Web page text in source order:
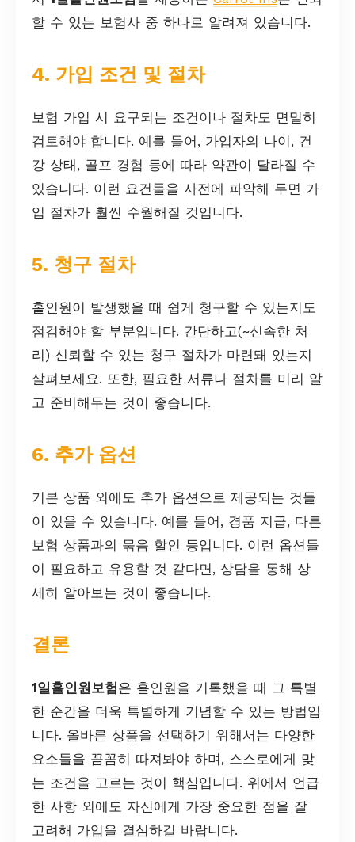
할 수 있는 보험사 중 하나로 알려져 있습니다.
4. 가입 조건 및 절차
보험 가입 시 요구되는 조건이나 절차도 면밀히
검토해야 합니다. 예를 들어, 가입자의 나이, 건
강 상태, 골프 경험 등에 따라 약관이 달라질 수
있습니다. 이런 요건들을 사전에 파악해 두면 가
입 절차가 훨씬 수월해질 것입니다.
5. 청구 절차
홀인원이 발생했을 때 쉽게 청구할 수 있는지도
점검해야 할 부분입니다. 간단하고(~신속한 처
리) 신뢰할 수 있는 청구 절차가 마련돼 있는지
살펴보세요. 또한, 필요한 서류나 절차를 미리 알
고 준비해두는 것이 좋습니다.
6. 추가 옵션
기본 상품 외에도 추가 옵션으로 제공되는 것들
이 있을 수 있습니다. 예를 들어, 경품 지급, 다른
보험 상품과의 묶음 할인 등입니다. 이런 옵션들
이 필요하고 유용할 것 같다면, 상담을 통해 상
세히 알아보는 것이 좋습니다.
결론
1일홀인원보험은 홀인원을 기록했을 때 그 특별
한 순간을 더욱 특별하게 기념할 수 있는 방법입
니다. 올바른 상품을 선택하기 위해서는 다양한
요소들을 꼼꼼히 따져봐야 하며, 스스로에게 맞
는 조건을 고르는 것이 핵심입니다. 위에서 언급
한 사항 외에도 자신에게 가장 중요한 점을 잘
고려해 가입을 결심하길 바랍니다.